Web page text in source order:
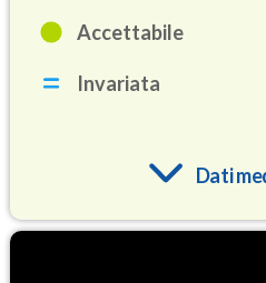
Accettabile
Invariata
Dati